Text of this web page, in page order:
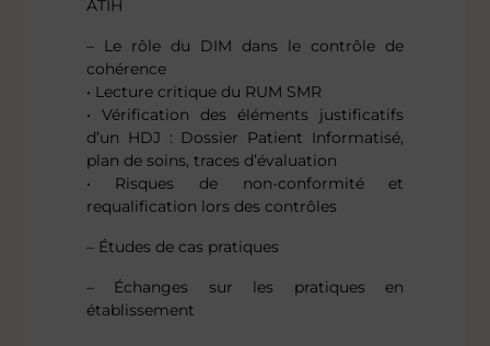
ATIH
– Le rôle du DIM dans le contrôle de
cohérence
• Lecture critique du RUM SMR
• Vérification des éléments justificatifs
d’un HDJ : Dossier Patient Informatisé,
plan de soins, traces d’évaluation
• Risques de non-conformité et
requalification lors des contrôles
– Études de cas pratiques
– Échanges sur les pratiques en
établissement